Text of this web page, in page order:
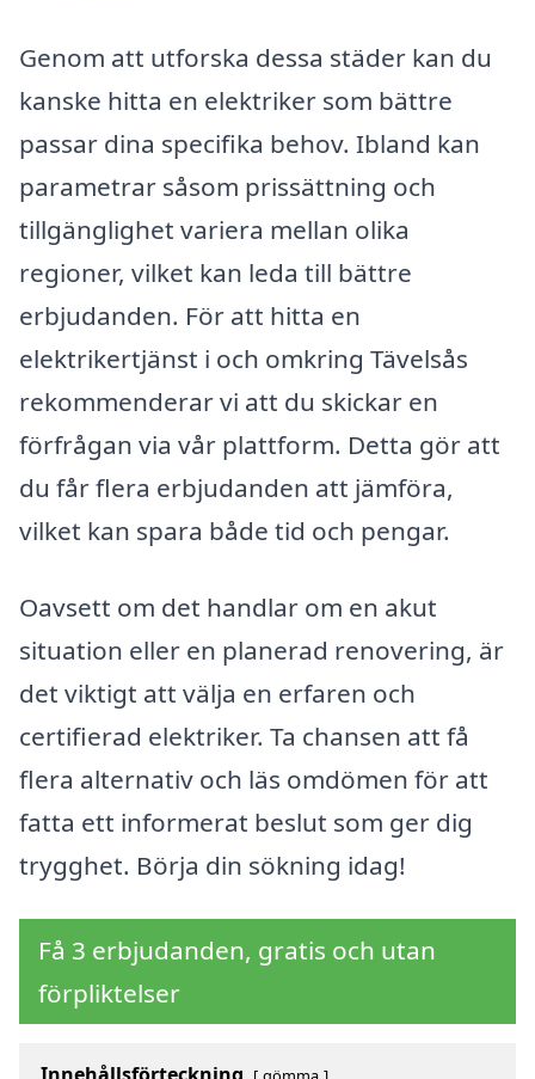
Genom att utforska dessa städer kan du
kanske hitta en elektriker som bättre
passar dina specifika behov. Ibland kan
parametrar såsom prissättning och
tillgänglighet variera mellan olika
regioner, vilket kan leda till bättre
erbjudanden. För att hitta en
elektrikertjänst i och omkring Tävelsås
rekommenderar vi att du skickar en
förfrågan via vår plattform. Detta gör att
du får flera erbjudanden att jämföra,
vilket kan spara både tid och pengar.
Oavsett om det handlar om en akut
situation eller en planerad renovering, är
det viktigt att välja en erfaren och
certifierad elektriker. Ta chansen att få
flera alternativ och läs omdömen för att
fatta ett informerat beslut som ger dig
trygghet. Börja din sökning idag!
Få 3 erbjudanden, gratis och utan
förpliktelser